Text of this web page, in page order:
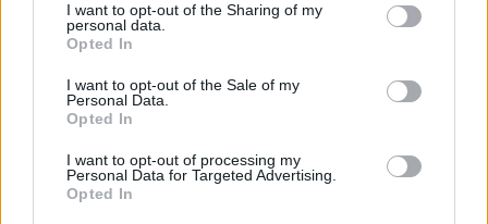
I want to opt-out of the Sharing of my
personal data.
Opted In
I want to opt-out of the Sale of my
Personal Data.
Opted In
I want to opt-out of processing my
Personal Data for Targeted Advertising.
Opted In